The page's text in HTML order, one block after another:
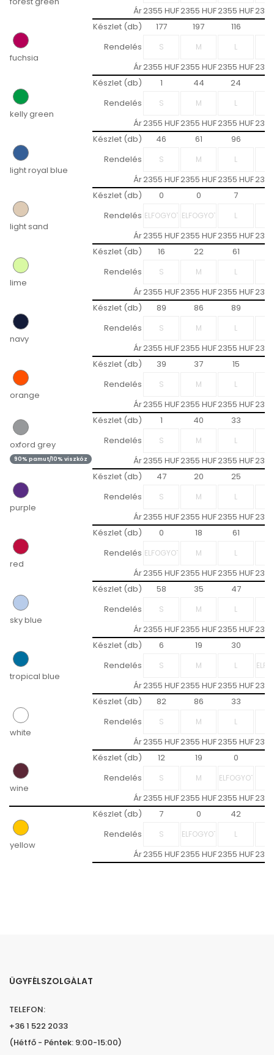
Ár2355 HUF2355 HUF2355 HUF
fuchsia
Készlet (db) 177 197 116
Rendelés
Ár2355 HUF2355 HUF2355 HUF
kelly green
Készlet (db) 1 44 24
Rendelés
Ár2355 HUF2355 HUF2355 HUF
light royal blue
Készlet (db) 46 61 96
Rendelés
Ár2355 HUF2355 HUF2355 HUF
light sand
Készlet (db) 0 0 7
Rendelés
Ár2355 HUF2355 HUF2355 HUF
lime
Készlet (db) 16 22 61
Rendelés
Ár2355 HUF2355 HUF2355 HUF
navy
Készlet (db) 89 86 89
Rendelés
Ár2355 HUF2355 HUF2355 HUF
orange
Készlet (db) 39 37 15
Rendelés
Ár2355 HUF2355 HUF2355 HUF
oxford grey
90% pamut/10% viszkóz
Készlet (db) 1 40 33
Rendelés
Ár2355 HUF2355 HUF2355 HUF
purple
Készlet (db) 47 20 25
Rendelés
Ár2355 HUF2355 HUF2355 HUF
red
Készlet (db) 0 18 61
Rendelés
Ár2355 HUF2355 HUF2355 HUF
sky blue
Készlet (db) 58 35 47
Rendelés
Ár2355 HUF2355 HUF2355 HUF
tropical blue
Készlet (db) 6 19 30
Rendelés
Ár2355 HUF2355 HUF2355 HUF
white
Készlet (db) 82 86 33
Rendelés
Ár2355 HUF2355 HUF2355 HUF
wine
Készlet (db) 12 19 0
Rendelés
Ár2355 HUF2355 HUF2355 HUF
yellow
Készlet (db) 7 0 42
Rendelés
Ár2355 HUF2355 HUF2355 HUF
ÜGYFÉLSZOLGÁLAT
TELEFON:
+36 1 522 2033
(Hétfő - Péntek: 9:00-15:00)